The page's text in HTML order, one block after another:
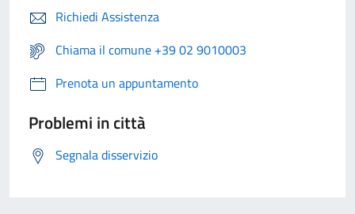
Richiedi Assistenza
Chiama il comune +39 02 9010003
Prenota un appuntamento
Problemi in città
Segnala disservizio